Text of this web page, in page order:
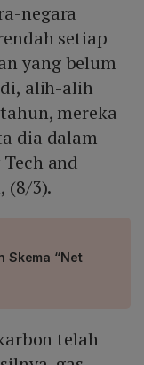
negara
setiap
yang belum
alih-alih
mereka
dia dalam
and
(8/3).
Skema “Net
telah